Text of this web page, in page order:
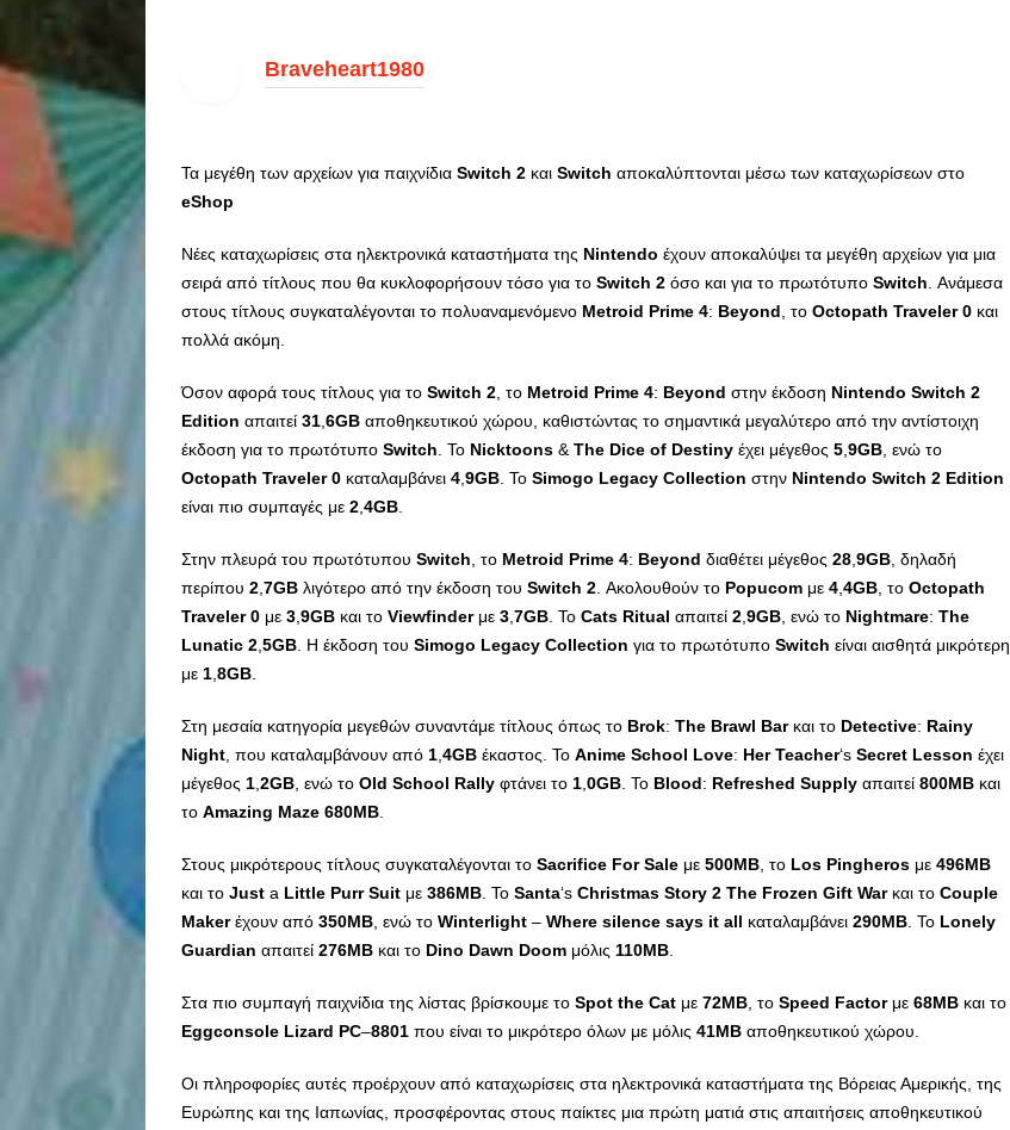
Braveheart1980
Τα μεγέθη των αρχείων για παιχνίδια Switch 2 και Switch αποκαλύπτονται μέσω των καταχωρίσεων στο
eShop
Νέες καταχωρίσεις στα ηλεκτρονικά καταστήματα της Nintendo έχουν αποκαλύψει τα μεγέθη αρχείων για μια
σειρά από τίτλους που θα κυκλοφορήσουν τόσο για το Switch 2 όσο και για το πρωτότυπο Switch . Ανάμεσα
στους τίτλους συγκαταλέγονται το πολυαναμενόμενο Metroid Prime 4: Beyond , το Octopath Traveler 0 και
πολλά ακόμη.
Όσον αφορά τους τίτλους για το Switch 2 , το Metroid Prime 4: Beyond στην έκδοση Nintendo Switch 2
Edition απαιτεί 31 6GB αποθηκευτικού χώρου, καθιστώντας το σημαντικά μεγαλύτερο από την αντίστοιχη
έκδοση για το πρωτότυπο Switch . Το Nicktoons & The Dice of Destiny έχει μέγεθος 5 9GB , ενώ το
Octopath Traveler 0 καταλαμβάνει 4 9GB . Το Simogo Legacy Collection στην Nintendo Switch 2 Edition
είναι πιο συμπαγές με 2 4GB
Στην πλευρά του πρωτότυπου Switch , το Metroid Prime 4: Beyond διαθέτει μέγεθος 28 9GB , δηλαδή
περίπου 2 7GB λιγότερο από την έκδοση του Switch 2 . Ακολουθούν το Popucom με 4 4GB , το Octopath
Traveler 0 με 3 9GB και το Viewfinderμε 3 7GB . Το Cats Ritual απαιτεί 2 9GB , ενώ το Nightmare: The
Lunatic 2 5GB . Η έκδοση του Simogo Legacy Collection για το πρωτότυπο Switch είναι αισθητά μικρότερη
με 1 8GB
Στη μεσαία κατηγορία μεγεθών συναντάμε τίτλους όπως το Brok: The Brawl Barκαι το Detective: Rainy
Night , που καταλαμβάνουν από 1 4GB έκαστος. Το Anime School Love: Her Teacher‘s Secret Lesson έχει
μέγεθος 1 2GB , ενώ το Old School Rally φτάνει το 1 0GB . Το Blood: Refreshed Supply απαιτεί 800MB και
το Amazing Maze 680MB
Στους μικρότερους τίτλους συγκαταλέγονται το Sacrifice For Sale με 500MB , το Los Pingheros με 496MB
και το Just a Little Purr Suit με 386MB . Το Santa‘s Christmas Story 2 The Frozen Gift Warκαι το Couple
Makerέχουν από 350MB , ενώ το Winterlight – Where silence says it all καταλαμβάνει 290MB . Το Lonely
Guardian απαιτεί 276MB και το Dino Dawn Doom μόλις 110MB
Στα πιο συμπαγή παιχνίδια της λίστας βρίσκουμε το Spot the Cat με 72MB , το Speed Factorμε 68MB και το
Eggconsole Lizard PC–8801 που είναι το μικρότερο όλων με μόλις 41MB αποθηκευτικού χώρου.
Οι πληροφορίες αυτές προέρχουν από καταχωρίσεις στα ηλεκτρονικά καταστήματα της Βόρειας Αμερικής, της
Ευρώπης και της Ιαπωνίας, προσφέροντας στους παίκτες μια πρώτη ματιά στις απαιτήσεις αποθηκευτικού